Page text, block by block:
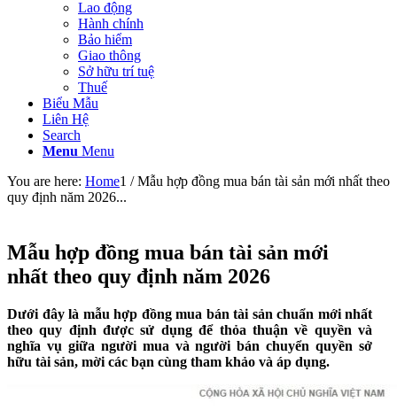
Lao động
Hành chính
Bảo hiểm
Giao thông
Sở hữu trí tuệ
Thuế
Biểu Mẫu
Liên Hệ
Search
Menu Menu
You are here: Home1 / Mẫu hợp đồng mua bán tài sản mới nhất theo
quy định năm 2026...
Mẫu hợp đồng mua bán tài sản mới
nhất theo quy định năm 2026
Dưới đây là mẫu hợp đồng mua bán tài sản chuẩn mới nhất
theo quy định được sử dụng để thỏa thuận về quyền và
nghĩa vụ giữa người mua và người bán chuyển quyền sở
hữu tài sản, mời các bạn cùng tham khảo và áp dụng.